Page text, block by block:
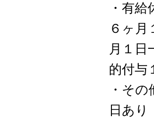
・有
６ヶ月
月１日
的付与
・そ
日あり